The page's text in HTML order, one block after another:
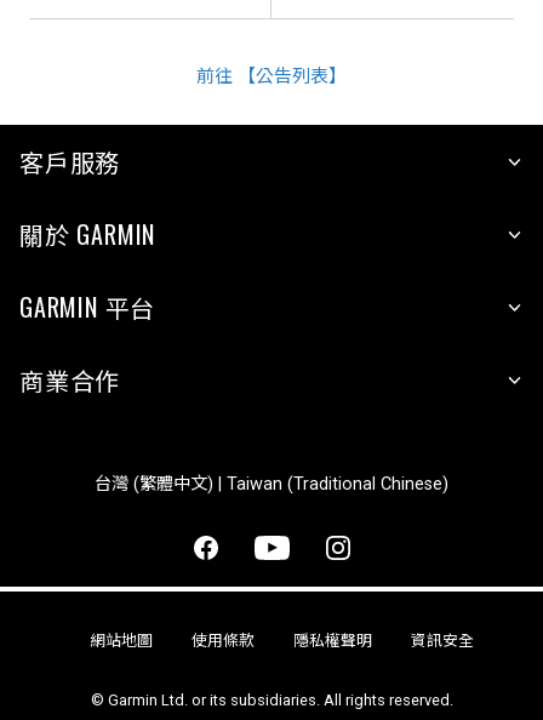
前往 【公告列表】
客戶服務
關於 GARMIN
GARMIN 平台
商業合作
台灣 (繁體中文) | Taiwan (Traditional Chinese)
© Garmin Ltd. or its subsidiaries. All rights reserved.
網站地圖 使用條款 隱私權聲明 資訊安全